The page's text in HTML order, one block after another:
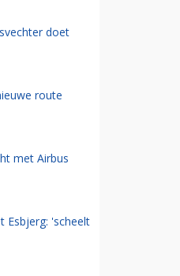
doet
route
met Airbus
Esbjerg: 'scheelt